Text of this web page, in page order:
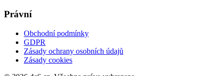
Právní
Obchodní podmínky
GDPR
Zásady ochrany osobních údajů
Zásady cookies